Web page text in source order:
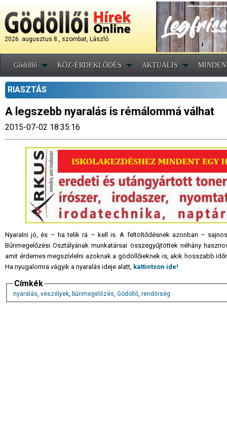
2026. augusztus 8., szombat, László
Gödöllő KÖZ-ÉRDEKLŐDÉS AKTUÁLIS
RIASZTÁS
A legszebb nyaralás is rémálommá válhat
2015-07-02 18:35:16
Nyaralni jó, és – ha telik rá – kell is. A feltöltődésnek azonban –
Bűnmegelőzési Osztályának munkatársai összegyűjtöttek néhány
amit érdemes megszívlelni azoknak a gödöllőieknek is, akik hosszabb
Ha nyugalomra vágyik a nyaralás ideje alatt, kattintson ide!
Címkék
nyaralás, veszélyek, bűnmegelőzés, Gödöllő, rendőrség